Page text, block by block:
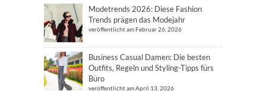
Modetrends 2026: Diese Fashion
Trends prägen das Modejahr
veröffentlicht am Februar 26, 2026
Business Casual Damen: Die besten
Outfits, Regeln und Styling-Tipps fürs
Büro
veröffentlicht am April 13, 2026